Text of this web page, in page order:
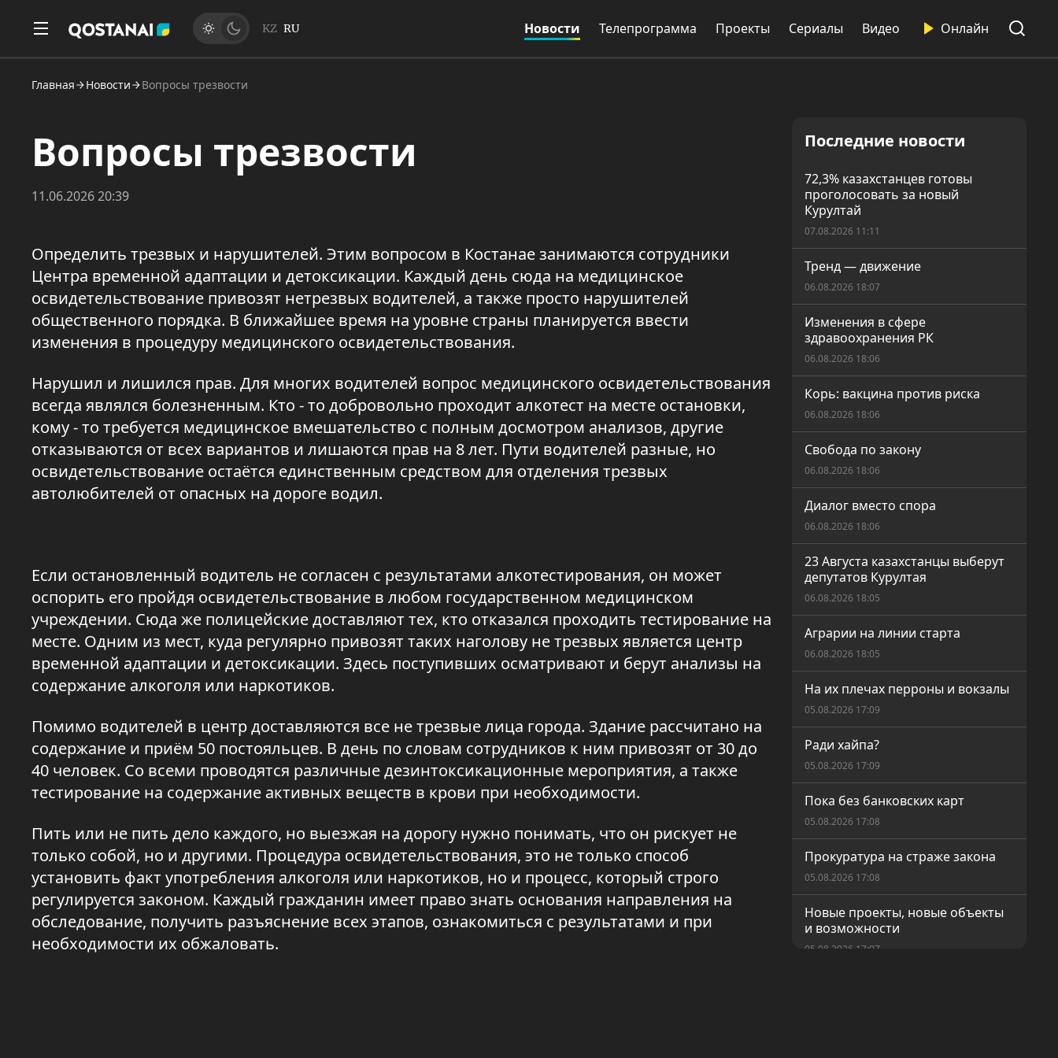
KZ RU Новости Телепрограмма Проекты Сериалы Видео Онлайн
Главная Новости Вопросы трезвости
Вопросы трезвости
11.06.2026 20:39
Определить трезвых и нарушителей. Этим вопросом в Костанае занимаются сотрудники
Центра временной адаптации и детоксикации. Каждый день сюда на медицинское
освидетельствование привозят нетрезвых водителей, а также просто нарушителей
общественного порядка. В ближайшее время на уровне страны планируется ввести
изменения в процедуру медицинского освидетельствования.
Нарушил и лишился прав. Для многих водителей вопрос медицинского освидетельствования
всегда являлся болезненным. Кто - то добровольно проходит алкотест на месте остановки,
кому - то требуется медицинское вмешательство с полным досмотром анализов, другие
отказываются от всех вариантов и лишаются прав на 8 лет. Пути водителей разные, но
освидетельствование остаётся единственным средством для отделения трезвых
автолюбителей от опасных на дороге водил.
Если остановленный водитель не согласен с результатами алкотестирования, он может
оспорить его пройдя освидетельствование в любом государственном медицинском
учреждении. Сюда же полицейские доставляют тех, кто отказался проходить тестирование на
месте. Одним из мест, куда регулярно привозят таких наголову не трезвых является центр
временной адаптации и детоксикации. Здесь поступивших осматривают и берут анализы на
содержание алкоголя или наркотиков.
Помимо водителей в центр доставляются все не трезвые лица города. Здание рассчитано на
содержание и приём 50 постояльцев. В день по словам сотрудников к ним привозят от 30 до
40 человек. Со всеми проводятся различные дезинтоксикационные мероприятия, а также
тестирование на содержание активных веществ в крови при необходимости.
Пить или не пить дело каждого, но выезжая на дорогу нужно понимать, что он рискует не
только собой, но и другими. Процедура освидетельствования, это не только способ
установить факт употребления алкоголя или наркотиков, но и процесс, который строго
регулируется законом. Каждый гражданин имеет право знать основания направления на
обследование, получить разъяснение всех этапов, ознакомиться с результатами и при
необходимости их обжаловать.
Последние новости
72,3% казахстанцев готовы
проголосовать за новый
Курултай
07.08.2026 11:11
Тренд — движение
06.08.2026 18:07
Изменения в сфере
здравоохранения РК
06.08.2026 18:06
Корь: вакцина против риска
06.08.2026 18:06
Свобода по закону
06.08.2026 18:06
Диалог вместо спора
06.08.2026 18:06
23 Августа казахстанцы выберут
депутатов Курултая
06.08.2026 18:05
Аграрии на линии старта
06.08.2026 18:05
На их плечах перроны и вокзалы
05.08.2026 17:09
Ради хайпа?
05.08.2026 17:09
Пока без банковских карт
05.08.2026 17:08
Прокуратура на страже закона
05.08.2026 17:08
Новые проекты, новые объекты
и возможности
05.08.2026 17:07